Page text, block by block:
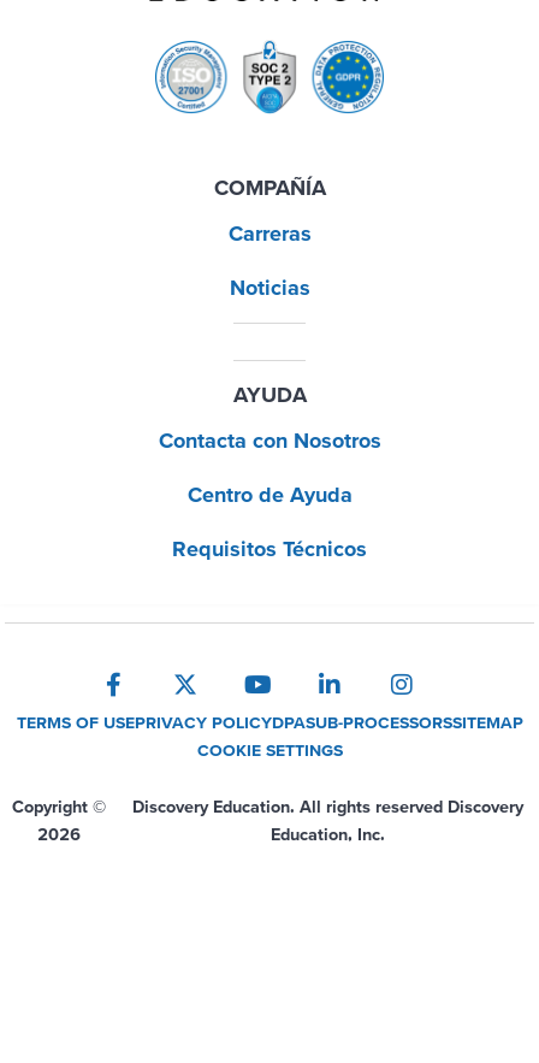
COMPAÑÍA
Carreras
Noticias
AYUDA
Contacta con Nosotros
Centro de Ayuda
Requisitos Técnicos
TERMS OF USEPRIVACY POLICYDPASUB-PROCESSORSSITEMAP
COOKIE SETTINGS
Copyright ©
2026
Discovery Education. All rights reserved Discovery
Education, Inc.